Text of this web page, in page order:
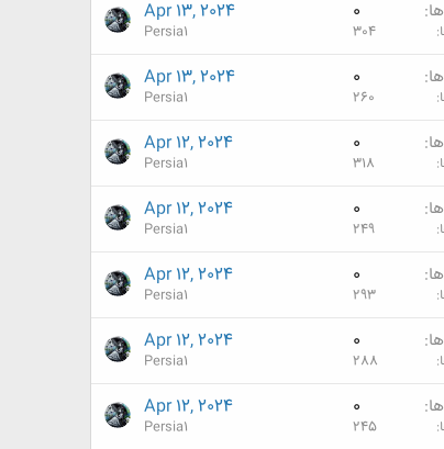
0
304
Apr 13, 2024
Persia1
0
260
Apr 13, 2024
Persia1
0
318
Apr 12, 2024
Persia1
0
249
Apr 12, 2024
Persia1
0
293
Apr 12, 2024
Persia1
0
288
Apr 12, 2024
Persia1
0
245
Apr 12, 2024
Persia1